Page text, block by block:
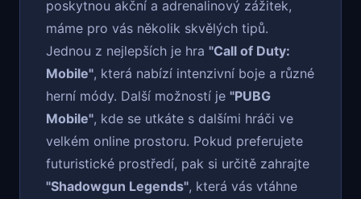
poskytnou akční a adrenalinový zážitek,
máme pro vás několik skvělých tipů.
Jednou z nejlepších je hra "Call of Duty:
Mobile", která nabízí intenzivní boje a různé
herní módy. Další možností je "PUBG
Mobile", kde se utkáte s dalšími hráči ve
velkém online prostoru. Pokud preferujete
futuristické prostředí, pak si určitě zahrajte
"Shadowgun Legends", která vás vtáhne